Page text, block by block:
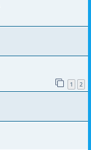
1 2